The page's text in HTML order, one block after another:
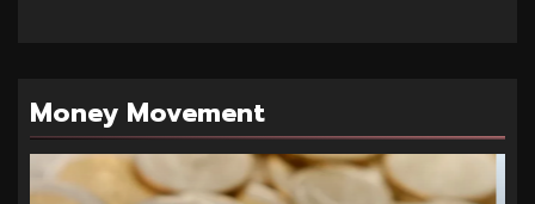
Money Movement